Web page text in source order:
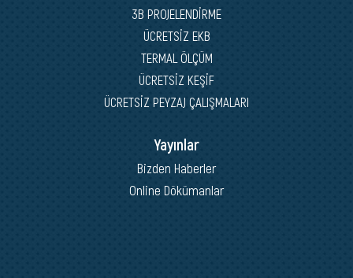
3B PROJELENDİRME
ÜCRETSİZ EKB
TERMAL ÖLÇÜM
ÜCRETSİZ KEŞİF
ÜCRETSİZ PEYZAJ ÇALIŞMALARI
Yayınlar
Bizden Haberler
Online Dökümanlar